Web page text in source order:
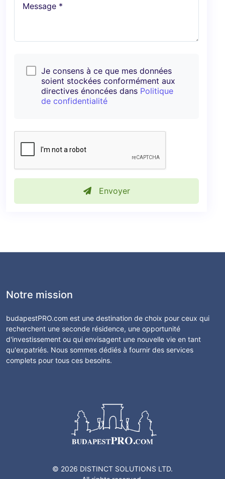
Message *
Je consens à ce que mes données
soient stockées conformément aux
directives énoncées dans Politique
de confidentialité
Envoyer
Notre mission
budapestPRO.com est une destination de choix pour ceux qui
recherchent une seconde résidence, une opportunité
d'investissement ou qui envisagent une nouvelle vie en tant
qu'expatriés. Nous sommes dédiés à fournir des services
complets pour tous ces besoins.
© 2026 DISTINCT SOLUTIONS LTD.